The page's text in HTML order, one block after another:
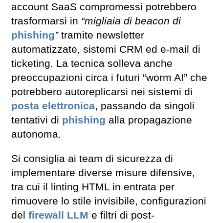
account SaaS compromessi potrebbero
trasformarsi in “migliaia di beacon di
phishing”tramite newsletter
automatizzate, sistemi CRM ed e-mail di
ticketing. La tecnica solleva anche
preoccupazioni circa i futuri “worm AI” che
potrebbero autoreplicarsi nei sistemi di
posta elettronica, passando da singoli
tentativi di phishing alla propagazione
autonoma.
Si consiglia ai team di sicurezza di
implementare diverse misure difensive,
tra cui il linting HTML in entrata per
rimuovere lo stile invisibile, configurazioni
del firewall LLM e filtri di post-